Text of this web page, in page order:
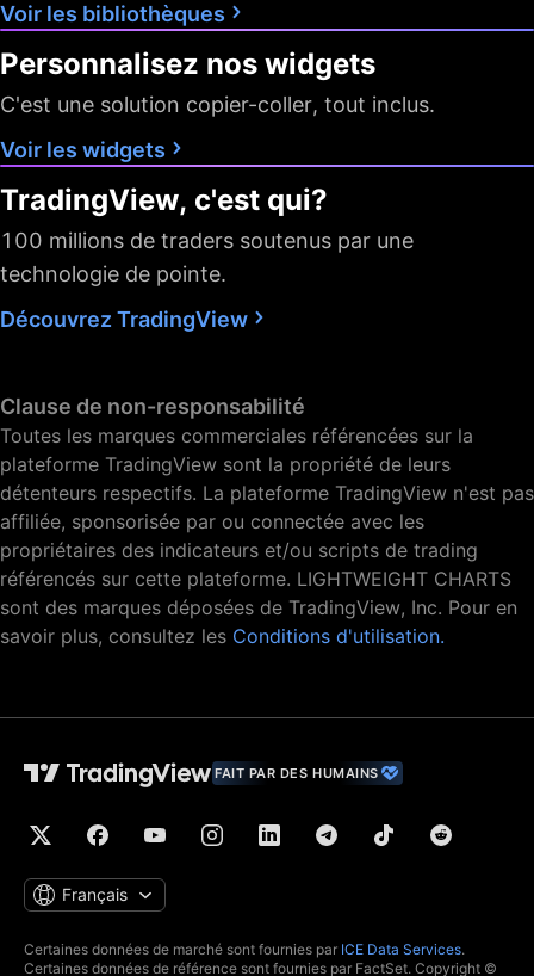
Voir les bibliothèques
Personnalisez nos widgets
C'est une solution copier-coller, tout inclus.
Voir les widgets
TradingView, c'est qui?
100 millions de traders soutenus par une
technologie de pointe.
Découvrez TradingView
Clause de non-responsabilité
Toutes les marques commerciales référencées sur la
plateforme TradingView sont la propriété de leurs
détenteurs respectifs. La plateforme TradingView n'est pas
affiliée, sponsorisée par ou connectée avec les
propriétaires des indicateurs et/ou scripts de trading
référencés sur cette plateforme. LIGHTWEIGHT CHARTS
sont des marques déposées de TradingView, Inc. Pour en
savoir plus, consultez les Conditions d'utilisation.
FAIT PAR DES HUMAINS
Français
Certaines données de marché sont fournies par ICE Data Services.
Certaines données de référence sont fournies par FactSet. Copyright ©